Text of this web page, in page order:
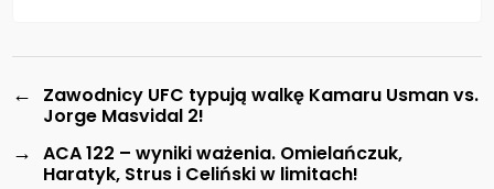
←
Zawodnicy UFC typują walkę Kamaru Usman vs.
Jorge Masvidal 2!
→ ACA 122 – wyniki ważenia. Omielańczuk,
Haratyk, Strus i Celiński w limitach!